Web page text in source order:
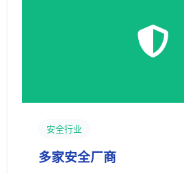
安全行业
多家安全厂商